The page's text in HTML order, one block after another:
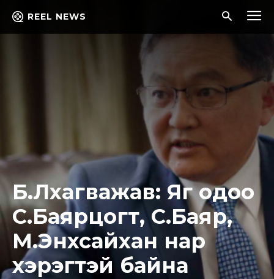
REEL NEWS
Б.Лхагважав: Яг одоо
С.Баярцогт, С.Баяр,
М.Энхсайхан нар
хэрэгтэй байна